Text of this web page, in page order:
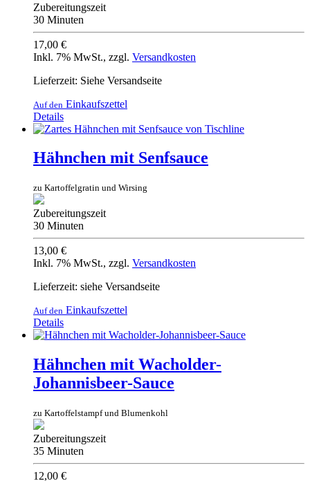
Zubereitungszeit
30 Minuten
17,00 €
Inkl. 7% MwSt., zzgl. Versandkosten
Lieferzeit: Siehe Versandseite
Auf den Einkaufszettel
Details
Hähnchen mit Senfsauce
zu Kartoffelgratin und Wirsing
Zubereitungszeit
30 Minuten
13,00 €
Inkl. 7% MwSt., zzgl. Versandkosten
Lieferzeit: siehe Versandseite
Auf den Einkaufszettel
Details
Hähnchen mit Wacholder-
Johannisbeer-Sauce
zu Kartoffelstampf und Blumenkohl
Zubereitungszeit
35 Minuten
12,00 €